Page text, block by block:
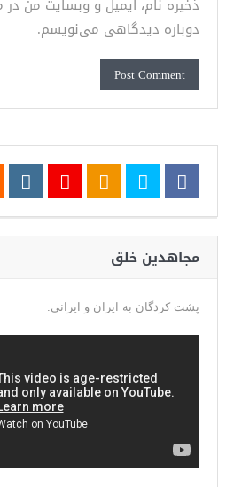
ذخیره نام، ایمیل و وبسایت من در
دوباره دیدگاهی می‌نویسم.
مجاهدین خلق
پشت کردگان به ایران و ایرانی.